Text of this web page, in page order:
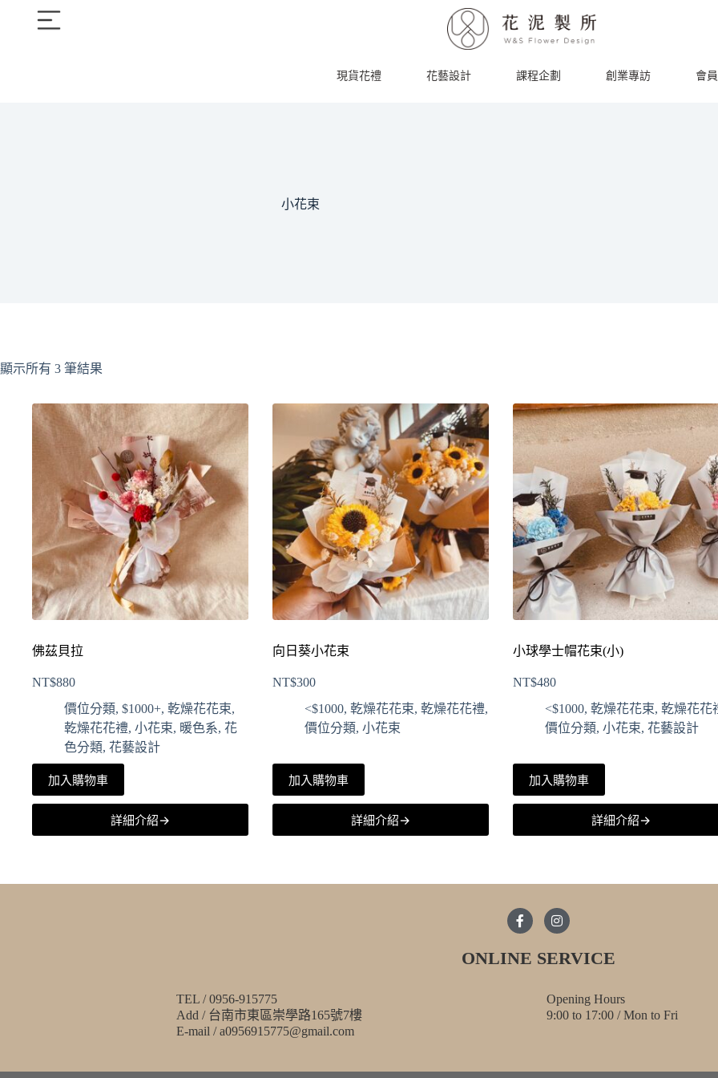
現貨花禮 花藝設計 課程企劃 創業專訪 會
小花束
顯示所有 3 筆結果
佛茲貝拉
NT$880
價位分類, $1000+, 乾燥花花束,
乾燥花花禮, 小花束, 暖色系, 花
色分類, 花藝設計
加入購物車
詳細介紹→
向日葵小花束
NT$300
<$1000, 乾燥花花束, 乾燥花花禮,
價位分類, 小花束
加入購物車
詳細介紹→
小球學士帽花束(小)
NT$480
<$1000, 乾燥花花束, 乾燥花花
價位分類, 小花束, 花藝設計
加入購物車
詳細介紹→
ONLINE SERVICE
TEL / 0956-915775
Add / 台南市東區崇學路165號7樓
E-mail / a0956915775@gmail.com
Opening Hours
9:00 to 17:00 / Mon to Fri